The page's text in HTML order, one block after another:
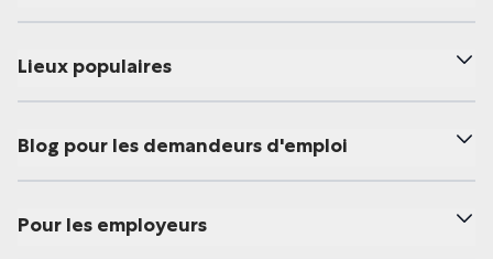
Lieux populaires
Blog pour les demandeurs d'emploi
Pour les employeurs